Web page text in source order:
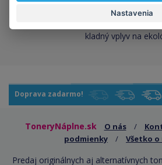
Šetríte
kladný vplyv na
Doprava zadarmo!
ToneryNáplne.sk O nás /
podmienky
/ Všetko
Predaj originálnych aj alternatívnych
Nastavenia